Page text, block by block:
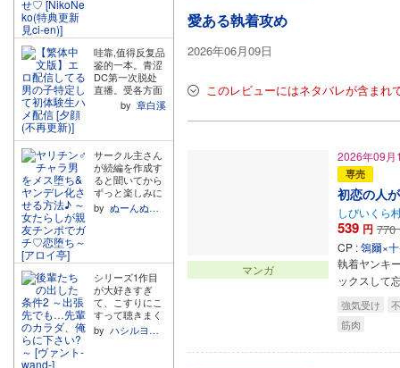
愛ある執着攻め
2026年06月09日
このレビューにはネタバレが含まれ
マンガ
2026年09月
専売
初恋の人
しびいくら
539 円 770
CP :鴒爾×
執着ヤンキ
ックスして
強気受け
筋肉
能接受。但为什
么一定是那句
话?瞬间下头萎
靡。 前面觉得很
好看的感觉一下
子荡然无存了。
我知道有些人会
我确实没带脑子
去看在最后一页
之前都是很上头
的状态,看到附赠
里的那一句瞬间
就满脑子“为何如
来些什么,也不是
第一次买到这种
额外给攻赋魅的
作品了,仍然接受
不了隐瞒真相这
一举动,不理解。
已记不清买到多
口的作品了于是
第一次写了赏析
并且准备严肃购
入系列向。 (另,
努力夹住的e哥
大部分时候表现
得太过动情尾音
有点夹不住了。
这也是不得不品
鉴的一环啊!现实
里逼直为弯又何
哇靠,值得反复品
鉴的一本。青涩
DC第一次脱处
直播。受各方面
的反应画得超级
色,半推半就的就
了。期待后续呢,
想看他彻底雌堕
的样子。
by 章白溪
サークル主さん
が続編を作成す
ると聞いてから
ずっと楽しみに
してたんです
が...最っっっっ
品で既に知って
いたのですが、
前作は思ったよ
り可愛らしい感
じできて(でも濁
点喘ぎが至高)
by ぬーんぬーんぬーん
シリーズ1作目
が大好きすぎ
て、こすりにこ
すって聴きまく
っていたので、
2作目の配信決
by ハシルヨミテテ